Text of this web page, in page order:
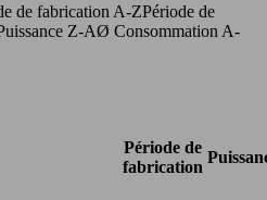
de fabrication A-ZPériode de
Z-AØ Consommation A-
Période de
fabrication